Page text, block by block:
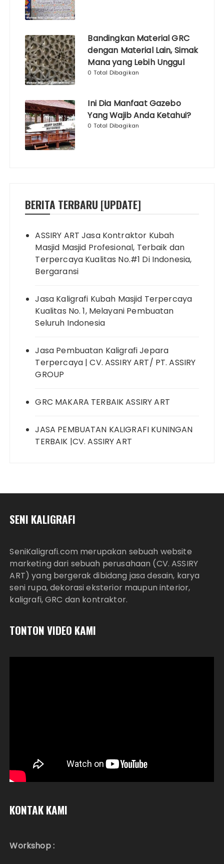
Bandingkan Material GRC
dengan Material Lain, Simak
Mana yang Lebih Unggul
0 Total Dibagikan
Ini Dia Manfaat Gazebo
Yang Wajib Anda Ketahui?
0 Total Dibagikan
BERITA TERBARU [UPDATE]
ASSIRY ART Jasa Kontraktor Kubah
Masjid Masjid Profesional, Terbaik dan
Terpercaya Kualitas No.#1 Di Indonesia,
Bergaransi
Jasa Kaligrafi Kubah Masjid Terpercaya
Kualitas No. 1, Melayani Pembuatan
Seluruh Indonesia
Jasa Pembuatan Kaligrafi Jepara
Terpercaya | CV. ASSIRY ART/ PT. ASSIRY
GROUP
GRC MAKARA TERBAIK ASSIRY ART
JASA PEMBUATAN KALIGRAFI KUNINGAN
TERBAIK |CV. ASSIRY ART
SENI KALIGRAFI
SeniKaligrafi.com merupakan sebuah website
marketing dari sebuah perusahaan (CV. ASSIRY
ART) yang bergerak dibidang jasa desain, karya
seni rupa, dekorasi eksterior maupun interior,
kaligrafi, GRC dan kontraktor.
TONTON VIDEO KAMI
KONTAK KAMI
Workshop :